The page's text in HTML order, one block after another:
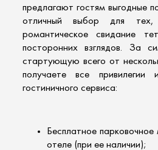
предлагают гостям выгодные
отличный выбор для тех,
романтическое свидание
посторонних взглядов. За
стартующую всего от
получаете все
гостиничного сервиса:
Бесплатное
отеле (при ее наличии);